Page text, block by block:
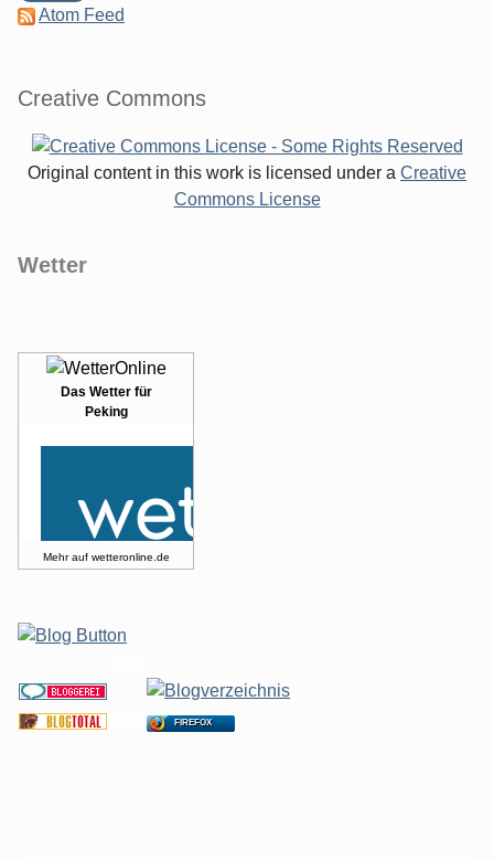
Atom Feed
Creative Commons
Original content in this work is licensed under a Creative
Commons License
Wetter
Das Wetter für
Peking
Mehr auf wetteronline.de
FIREFOX